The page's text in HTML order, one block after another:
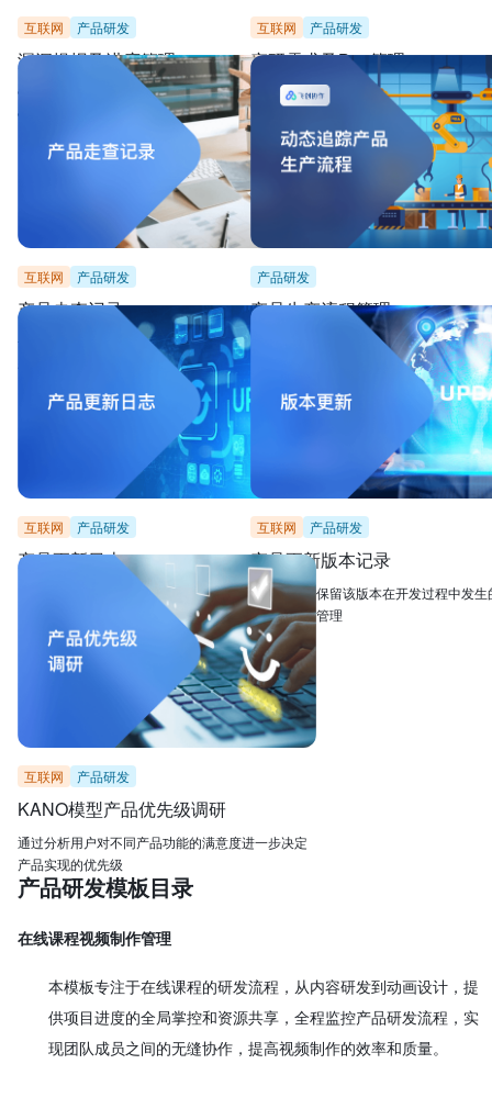
互联网 产品研发
漏洞提报及进度管理
快速登记漏洞，全局总览优先级与进度，保障产品
快速优化迭代
互联网 产品研发
产研需求及Bug管理
在「迭代甘特图」里追踪需求，还能通过
互联网 产品研发
产品走查记录
记录走查问题，记录问题修复状态，且提供跟进人
产品研发
产品生产流程管理
一表覆盖生产全过程，帮助把控研发进
互联网 产品研发
产品更新日志
以产品功能维护和时间维度记录产品更新
互联网 产品研发
产品更新版本记录
记录修改，保留该版本在开发过程中发生
便于追溯与管理
互联网 产品研发
KANO模型产品优先级调研
通过分析用户对不同产品功能的满意度进一步决定
产品实现的优先级
产品研发模板目录
在线课程视频制作管理
本模板专注于在线课程的研发流程，从内容研发到动画设计，提
供项目进度的全局掌控和资源共享，全程监控产品研发流程，实
现团队成员之间的无缝协作，提高视频制作的效率和质量。